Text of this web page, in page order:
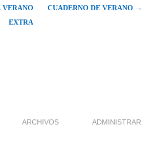
VERANO
EXTRA
CUADERNO DE VERANO →
ARCHIVOS ADMINISTRAR